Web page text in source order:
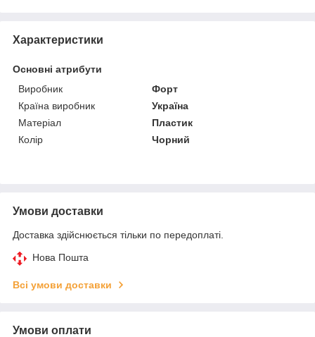
Характеристики
Основні атрибути
Виробник
Форт
Країна виробник
Україна
Матеріал
Пластик
Колір
Чорний
Умови доставки
Доставка здійснюється тільки по передоплаті.
Нова Пошта
Всі умови доставки
Умови оплати